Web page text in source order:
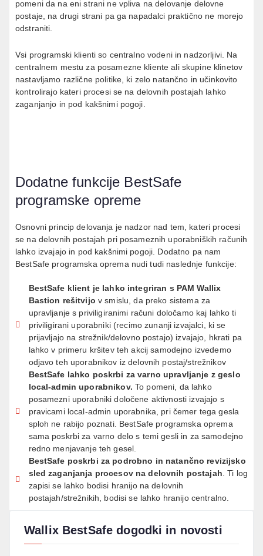
pomeni da na eni strani ne vpliva na delovanje delovne
postaje, na drugi strani pa ga napadalci praktično ne morejo
odstraniti.
Vsi programski klienti so centralno vodeni in nadzorljivi. Na
centralnem mestu za posamezne kliente ali skupine klinetov
nastavljamo različne politike, ki zelo natančno in učinkovito
kontrolirajo kateri procesi se na delovnih postajah lahko
zaganjanjo in pod kakšnimi pogoji.
Dodatne funkcije BestSafe
programske opreme
Osnovni princip delovanja je nadzor nad tem, kateri procesi
se na delovnih postajah pri posameznih uporabniških računih
lahko izvajajo in pod kakšnimi pogoji. Dodatno pa nam
BestSafe programska oprema nudi tudi naslednje funkcije:
BestSafe klient je lahko integriran s PAM Wallix
Bastion rešitvijo v smislu, da preko sistema za
upravljanje s priviligiranimi računi določamo kaj lahko ti
priviligirani uporabniki (recimo zunanji izvajalci, ki se
prijavljajo na strežnik/delovno postajo) izvajajo, hkrati pa
lahko v primeru kršitev teh akcij samodejno izvedemo
odjavo teh uporabnikov iz delovnih postaj/strežnikov
BestSafe lahko poskrbi za varno upravljanje z geslo
local-admin uporabnikov. To pomeni, da lahko
posamezni uporabniki določene aktivnosti izvajajo s
pravicami local-admin uporabnika, pri čemer tega gesla
sploh ne rabijo poznati. BestSafe programska oprema
sama poskrbi za varno delo s temi gesli in za samodejno
redno menjavanje teh gesel.
BestSafe poskrbi za podrobno in natančno revizijsko
sled zaganjanja procesov na delovnih postajah . Ti log
zapisi se lahko bodisi hranijo na delovnih
postajah/strežnikih, bodisi se lahko hranijo centralno.
Wallix BestSafe dogodki in novosti